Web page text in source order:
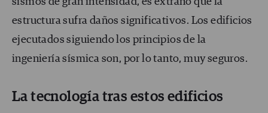
estructura sufra daños significativos. Los edificios
ejecutados siguiendo los principios de la
ingeniería sísmica son, por lo tanto, muy seguros.
La tecnología tras estos edificios